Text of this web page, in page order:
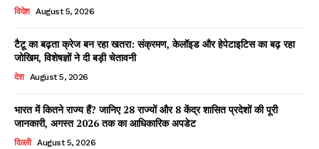
Facebook
X WhatsApp
Share
Read Latest News on AIN
विदेश August 5, 2026
टैटू का बढ़ता क्रेज बन रहा खतरा: संक्रमण, केलॉइड और हेपेटाइटिस का बढ़ रहा
जोखिम, विशेषज्ञों ने दी बड़ी चेतावनी
देश August 5, 2026
भारत में कितने राज्य हैं? जानिए 28 राज्यों और 8 केंद्र शासित प्रदेशों की पूरी
जानकारी, अगस्त 2026 तक का आधिकारिक अपडेट
दिल्ली August 5, 2026